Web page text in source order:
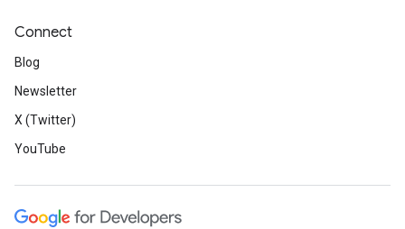
Connect
Blog
Newsletter
X (Twitter)
YouTube